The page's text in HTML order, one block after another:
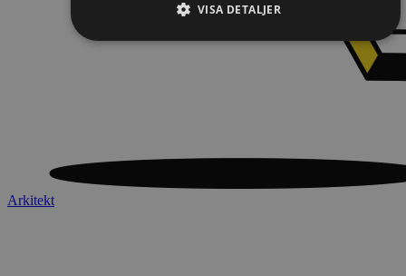
Arkitekt
VISA DETALJER